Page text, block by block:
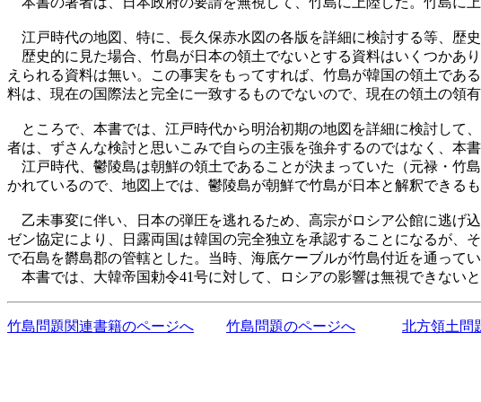
江戸時代の地図、特に、長久保赤水図の各版を詳細に検討する等、歴
歴史的に見た場合、竹島が日本の領土でないとする資料はいくつかあ
えられる資料は無い。この事実をもってすれば、竹島が韓国の領土で
料は、現在の国際法と完全に一致するものでないので、現在の領土の領
ところで、本書では、江戸時代から明治初期の地図を詳細に検討して
者は、ずさんな検討と思いこみで自らの主張を強弁するのではなく、本
江戸時代、鬱陵島は朝鮮の領土であることが決まっていた（元禄・竹
かれているので、地図上では、鬱陵島が朝鮮で竹島が日本と解釈できる
乙未事変に伴い、日本の弾圧を逃れるため、高宗がロシア公館に逃げ
ゼン協定により、日露両国は韓国の完全独立を承認することになるが、
で石島を欝島郡の管轄とした。当時、海底ケーブルが竹島付近を通って
本書では、大韓帝国勅令41号に対して、ロシアの影響は無視できないと
竹島問題関連書籍のページへ 竹島問題のページへ 北方領土問